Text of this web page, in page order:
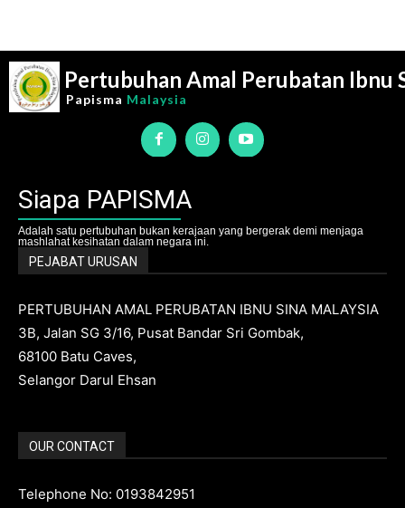
Pertubuhan Amal Perubatan Ibnu
Papisma Malaysia
Siapa PAPISMA
Adalah satu pertubuhan bukan kerajaan yang bergerak demi menjaga
mashlahat kesihatan dalam negara ini.
PEJABAT URUSAN
PERTUBUHAN AMAL PERUBATAN IBNU SINA MALAYSIA
3B, Jalan SG 3/16, Pusat Bandar Sri Gombak,
68100 Batu Caves,
Selangor Darul Ehsan
OUR CONTACT
Telephone No: 0193842951